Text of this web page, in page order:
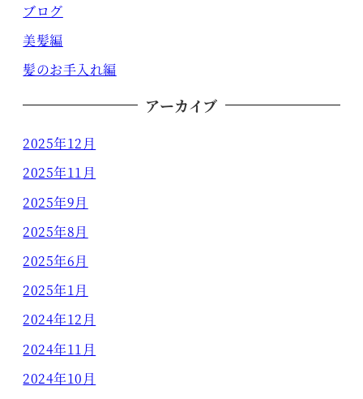
ブログ
美髪編
髪のお手入れ編
アーカイブ
2025年12月
2025年11月
2025年9月
2025年8月
2025年6月
2025年1月
2024年12月
2024年11月
2024年10月